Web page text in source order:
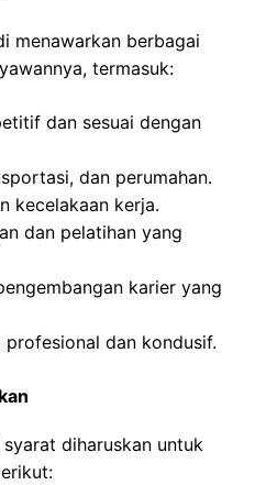
menawarkan berbagai
termasuk:
dan sesuai dengan
dan perumahan.
kecelakaan kerja.
dan pelatihan yang
karier yang
dan kondusif.
diharuskan untuk